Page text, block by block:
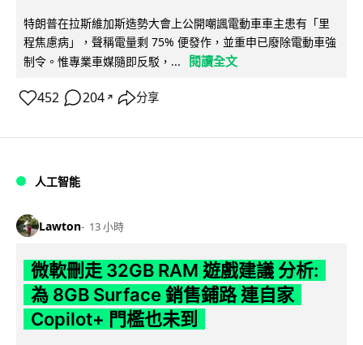
特朗普在拉斯維加斯造勢大會上公開嘲諷電動車車主患有「里
程焦慮病」，聲稱電量剩 75% 便發作，並重申已廢除電動車強
制令。惟專業車媒隨即反駁，...
閱讀全文
452 204 ↗ 分享
人工智能
Lawton 13 小時
微軟刪走 32GB RAM 遊戲建議 分析:
為 8GB Surface 銷售鋪路 連自家
Copilot+ 門檻也未到